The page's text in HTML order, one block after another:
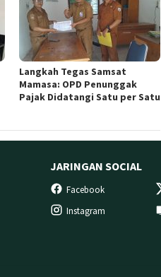
Langkah Tegas Samsat
Mamasa: OPD Penunggak
Pajak Didatangi Satu per Satu
JARINGAN SOCIAL
Facebook
Instagram